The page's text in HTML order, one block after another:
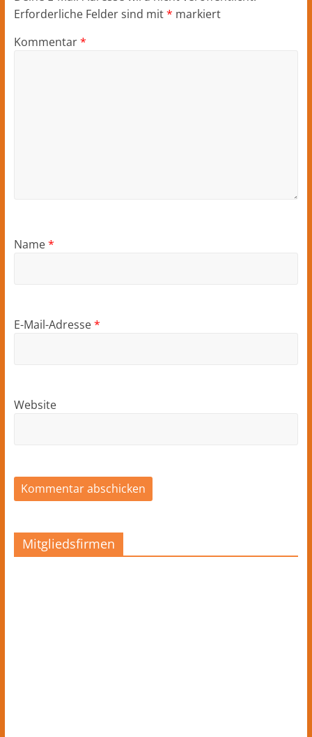
Erforderliche Felder sind mit* markiert
Kommentar*
Name*
E-Mail-Adresse*
Website
Mitgliedsfirmen